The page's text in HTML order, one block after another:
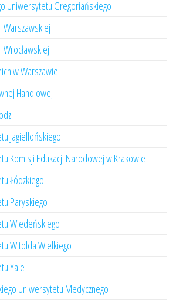
Uniwersytetu Gregoriańskiego
w Warszawie
Handlowej
Jagiellońskiego
Komisji Edukacji Narodowej w Krakowie
Łódzkiego
Paryskiego
Wiedeńskiego
Witolda Wielkiego
Yale
Uniwersytetu Medycznego